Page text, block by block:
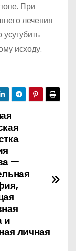
При
лечения
исходу.
—
и
личная